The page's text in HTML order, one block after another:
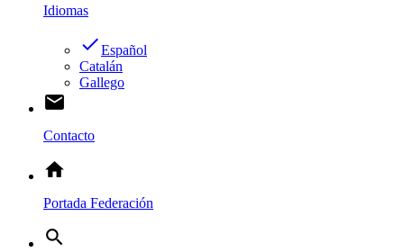
Idiomas
doneEspañol
Catalán
Gallego
email
Contacto
home
Portada Federación
search